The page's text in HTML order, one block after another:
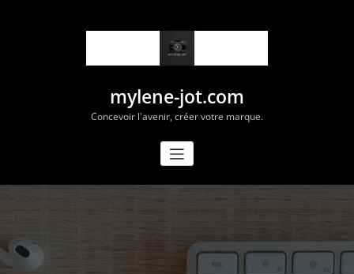
mylene-jot.com
Concevoir l'avenir, créer votre marque.